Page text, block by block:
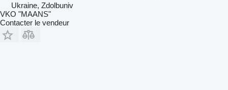
Ukraine, Zdolbuniv
VKO "MAANS"
Contacter le vendeur